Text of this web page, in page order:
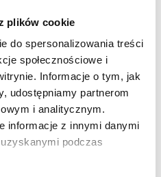
plików cookie
do spersonalizowania treści
społecznościowe i
Informacje o tym, jak
udostępniamy partnerom
i analitycznym.
informacje z innymi danymi
podczas
i ciemnym odcieniu. Wzór
To naturalna
, bez sztucznych domieszek,
w kontakcie z ciałem,
, zazwyczaj szyta bez
niż klasyczne bawełny
Nie jest sztywna,układa
to lekko pracuje w
ruchów (klasa komfort).